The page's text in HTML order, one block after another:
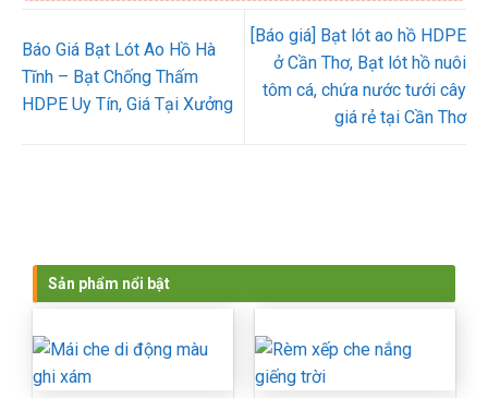
Báo Giá Bạt Lót Ao Hồ Hà
Tĩnh – Bạt Chống Thấm
HDPE Uy Tín, Giá Tại Xưởng
[Báo giá] Bạt lót ao hồ HDPE
ở Cần Thơ, Bạt lót hồ nuôi
tôm cá, chứa nước tưới cây
giá rẻ tại Cần Thơ
Sản phẩm nổi bật